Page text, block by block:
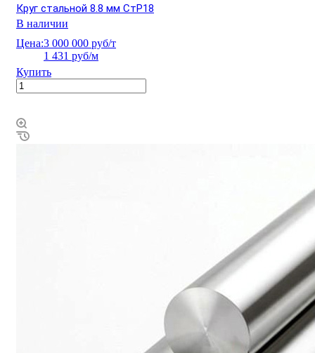
Круг стальной 8.8 мм СтР18
В наличии
Цена:3 000 000 руб/т
1 431 руб/м
Купить